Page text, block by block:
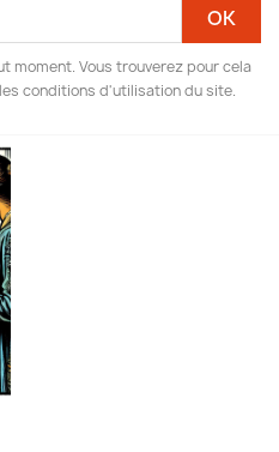
moment. Vous trouverez pour cela
conditions d'utilisation du site.